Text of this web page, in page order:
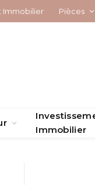
Immobilier Pièces
Immobilier